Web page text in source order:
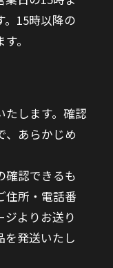
。15時以降の
。
します。確認
、あらかじめ
認できるも
住所・電話番
ジよりお送り
を発送いたし